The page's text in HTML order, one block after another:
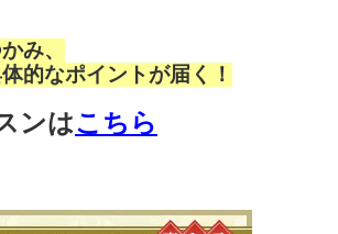
み、
的なポイントが届く！
ンはこちら